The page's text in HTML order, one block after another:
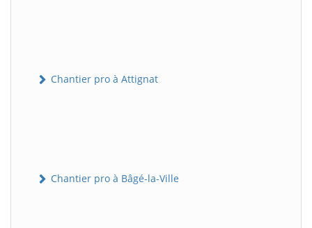
Chantier pro à Attignat
Chantier pro à Bâgé-la-Ville